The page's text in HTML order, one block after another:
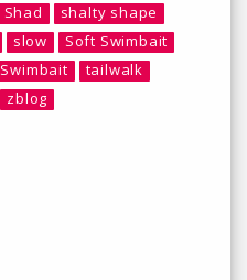
Shad
shalty shape
slow
Soft Swimbait
Swimbait
tailwalk
zblog